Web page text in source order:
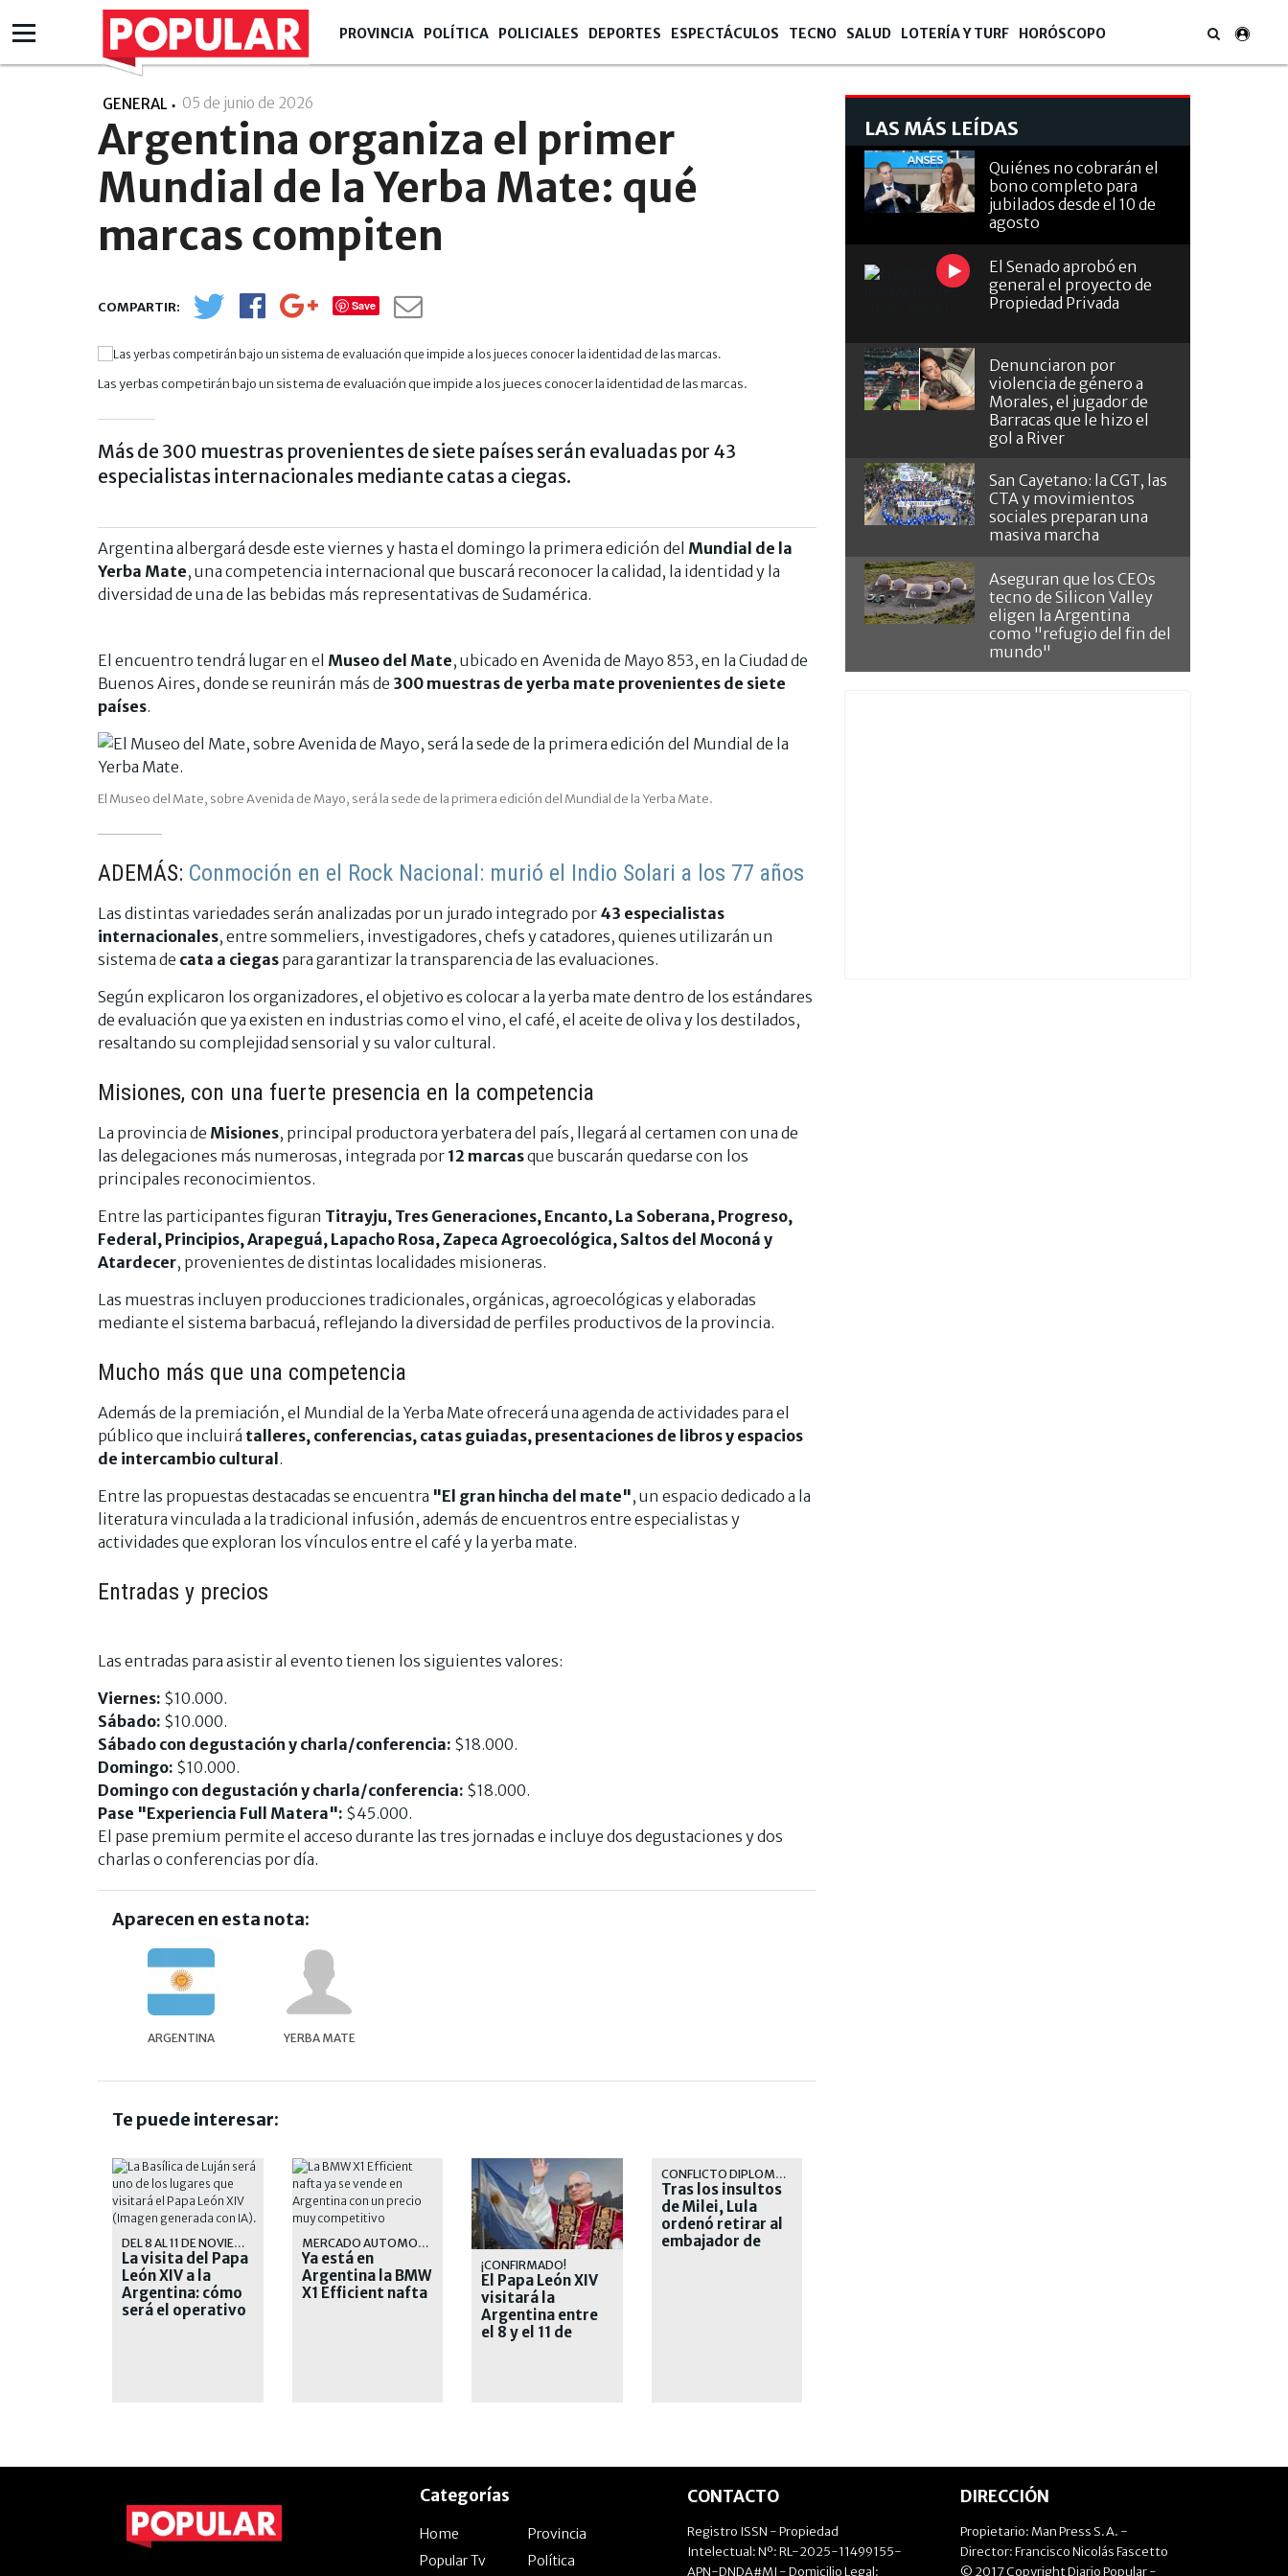
PROVINCIA POLÍTICA POLICIALES DEPORTES ESPECTÁCULOS TECNO SALUD LOTERÍA Y TURF HORÓSCOPO
GENERAL 05 de junio de 2026
Argentina organiza el primer
Mundial de la Yerba Mate: qué
marcas compiten
Save
Las yerbas competirán bajo un sistema de evaluación que impide a los jueces conocer la identidad de las marcas.
Más de 300 muestras provenientes de siete países serán evaluadas por 43
especialistas internacionales mediante catas a ciegas.
Argentina albergará desde este viernes y hasta el domingo la primera edición del Mundial de la
Yerba Mate, una competencia internacional que buscará reconocer la calidad, la identidad y la
diversidad de una de las bebidas más representativas de Sudamérica.
El encuentro tendrá lugar en el Museo del Mate, ubicado en Avenida de Mayo 853, en la Ciudad de
Buenos Aires, donde se reunirán más de 300 muestras de yerba mate provenientes de siete
países.
El Museo del Mate, sobre Avenida de Mayo, será la sede de la primera edición del Mundial de la Yerba Mate.
ADEMÁS: Conmoción en el Rock Nacional: murió el Indio Solari a los 77 años
Las distintas variedades serán analizadas por un jurado integrado por 43 especialistas
internacionales, entre sommeliers, investigadores, chefs y catadores, quienes utilizarán un
sistema de cata a ciegas para garantizar la transparencia de las evaluaciones.
Según explicaron los organizadores, el objetivo es colocar a la yerba mate dentro de los estándares
de evaluación que ya existen en industrias como el vino, el café, el aceite de oliva y los destilados,
resaltando su complejidad sensorial y su valor cultural.
Misiones, con una fuerte presencia en la competencia
La provincia de Misiones, principal productora yerbatera del país, llegará al certamen con una de
las delegaciones más numerosas, integrada por 12 marcasque buscarán quedarse con los
principales reconocimientos.
Entre las participantes figuran Titrayju, Tres Generaciones, Encanto, La Soberana, Progreso,
Federal, Principios, Arapeguá, Lapacho Rosa, Zapeca Agroecológica, Saltos del Moconá y
Atardecer, provenientes de distintas localidades misioneras.
Las muestras incluyen producciones tradicionales, orgánicas, agroecológicas y elaboradas
mediante el sistema barbacuá, reflejando la diversidad de perfiles productivos de la provincia.
Mucho más que una competencia
Además de la premiación, el Mundial de la Yerba Mate ofrecerá una agenda de actividades para el
público que incluirá talleres, conferencias, catas guiadas, presentaciones de libros y espacios
de intercambio cultural.
Entre las propuestas destacadas se encuentra "El gran hincha del mate", un espacio dedicado a la
literatura vinculada a la tradicional infusión, además de encuentros entre especialistas y
actividades que exploran los vínculos entre el café y la yerba mate.
Entradas y precios
Las entradas para asistir al evento tienen los siguientes valores:
Viernes: $10.000.
Sábado: $10.000.
Sábado con degustación y charla/conferencia: $18.000.
Domingo: $10.000.
Domingo con degustación y charla/conferencia: $18.000.
Pase "Experiencia Full Matera": $45.000.
El pase premium permite el acceso durante las tres jornadas e incluye dos degustaciones y dos
charlas o conferencias por día.
Aparecen en esta nota:
ARGENTINA YERBA MATE
Te puede interesar:
DEL 8 AL 11 DE NOVIEMBRE
La visita del Papa
León XIV a la
Argentina: cómo
será el operativo
MERCADO AUTOMOTOR
Ya está en
Argentina la BMW
X1 Efficient nafta
¡CONFIRMADO!
El Papa León XIV
visitará la
Argentina entre
el 8 y el 11 de
CONFLICTO DIPLOMÁTICO
Tras los insultos
de Milei, Lula
ordenó retirar al
embajador de
LAS MÁS LEÍDAS
Quiénes no cobrarán el
bono completo para
jubilados desde el 10 de
agosto
El Senado aprobó en
general el proyecto de
Propiedad Privada
Denunciaron por
violencia de género a
Morales, el jugador de
Barracas que le hizo el
gol a River
San Cayetano: la CGT, las
CTA y movimientos
sociales preparan una
masiva marcha
Aseguran que los CEOs
tecno de Silicon Valley
eligen la Argentina
como "refugio del fin del
mundo"
Categorías
Home
Provincia
Popular Tv
Política
CONTACTO
Registro ISSN - Propiedad
Intelectual: Nº: RL-2025-11499155-
APN-DNDA#MJ - Domicilio Legal:
DIRECCIÓN
Propietario: Man Press S.A. -
Director: Francisco Nicolás Fascetto
© 2017 Copyright Diario Popular -